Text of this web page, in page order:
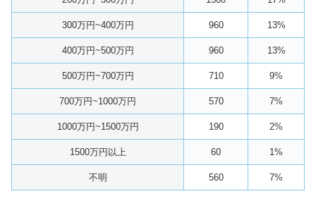
300万円~400万円 960 13%
400万円~500万円 960 13%
500万円~700万円 710 9%
700万円~1000万円 570 7%
1000万円~1500万円 190 2%
1500万円以上 60 1%
不明 560 7%